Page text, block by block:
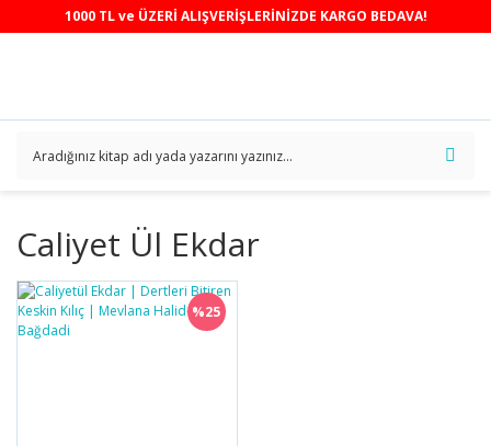
1000 TL ve ÜZERİ ALIŞVERİŞLERİNİZDE KARGO BEDAVA!
Caliyet Ül Ekdar
%25